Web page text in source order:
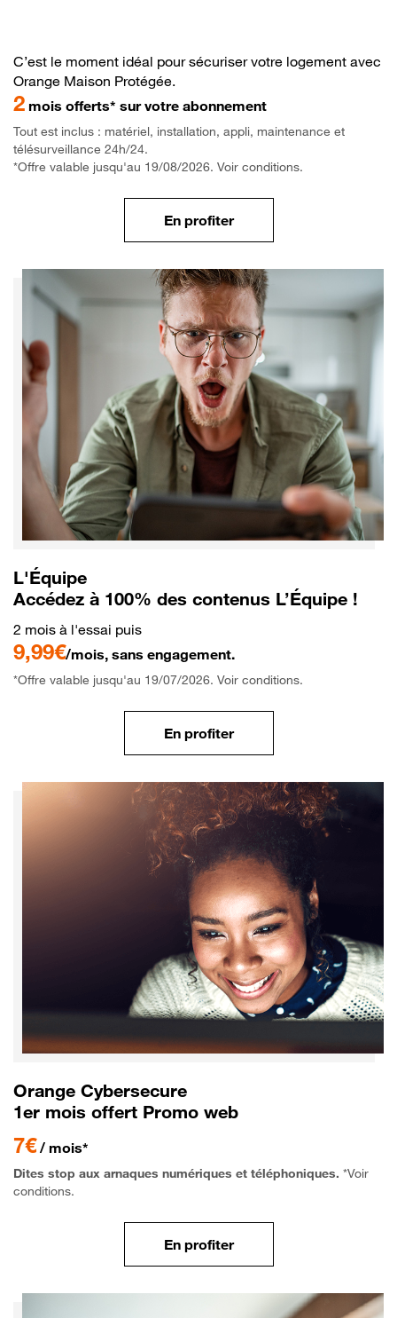
C’est le moment idéal pour sécuriser votre logement avec
Orange Maison Protégée.
2 mois offerts* sur votre abonnement
Tout est inclus : matériel, installation, appli, maintenance et
télésurveillance 24h/24.
*Offre valable jusqu'au 19/08/2026. Voir conditions.
En profiter
L'Équipe
Accédez à 100% des contenus L’Équipe !
2 mois à l'essai puis
9,99€/mois, sans engagement.
*Offre valable jusqu'au 19/07/2026. Voir conditions.
En profiter
Orange Cybersecure
1er mois offert Promo web
7€ / mois*
Dites stop aux arnaques numériques et téléphoniques. *Voir
conditions.
En profiter